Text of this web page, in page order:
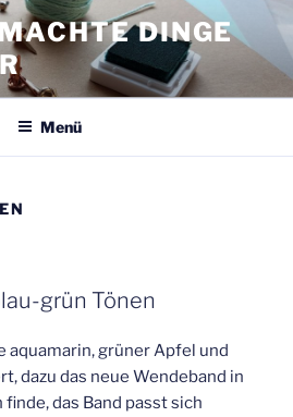
DINGE
Menü
grün Tönen
aquamarin, grüner Apfel und
dazu das neue Wendeband in
das Band passt sich